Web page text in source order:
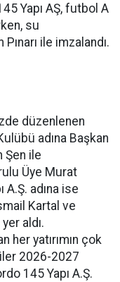
Yapı AŞ, futbol A
su
ile imzalandı.
düzenlenen
adına Başkan
Şen ile
Üye Murat
A.Ş. adına ise
Kartal ve
aldı.
her yatırımın çok
2026-2027
145 Yapı A.Ş.